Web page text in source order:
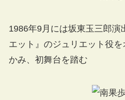
1986年9月には坂東玉三郎演
エット』のジュリエット役
かみ、初舞台を踏む